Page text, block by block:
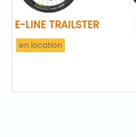
E-LINE TRAILSTER
en location